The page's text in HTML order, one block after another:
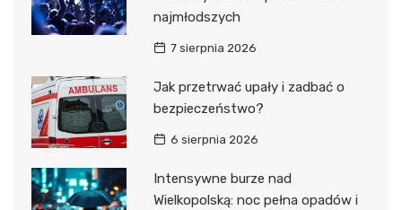
najmłodszych
7 sierpnia 2026
Jak przetrwać upały i zadbać o
bezpieczeństwo?
6 sierpnia 2026
Intensywne burze nad
Wielkopolską: noc pełna opadów i